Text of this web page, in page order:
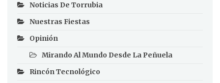
Noticias De Torrubia
Nuestras Fiestas
Opinión
Mirando Al Mundo Desde La Peñuela
Rincón Tecnológico